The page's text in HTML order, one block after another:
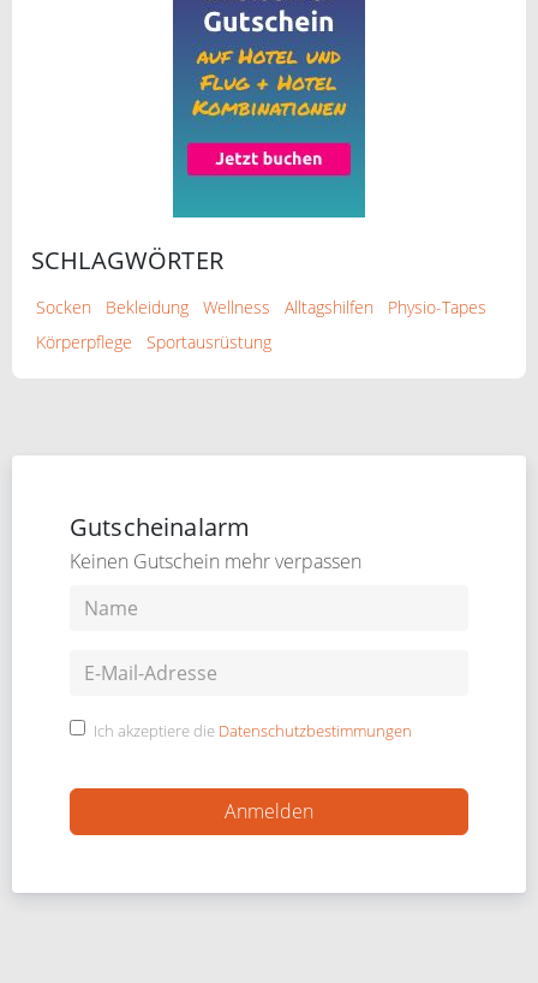
SCHLAGWÖRTER
Socken Bekleidung Wellness Alltagshilfen
Physio-Tapes
Körperpflege
Sportausrüstung
Gutscheinalarm
Keinen Gutschein mehr verpassen
Ich akzeptiere die Datenschutzbestimmungen